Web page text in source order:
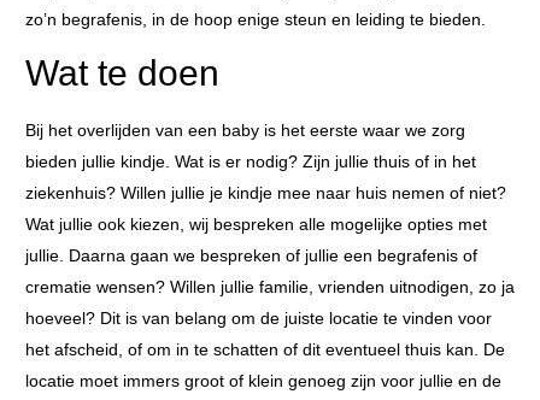
zo’n begrafenis, in de hoop enige steun en leiding te bieden.
Wat te doen
Bij het overlijden van een baby is het eerste waar we zorg
bieden jullie kindje. Wat is er nodig? Zijn jullie thuis of in het
ziekenhuis? Willen jullie je kindje mee naar huis nemen of niet?
Wat jullie ook kiezen, wij bespreken alle mogelijke opties met
jullie. Daarna gaan we bespreken of jullie een begrafenis of
crematie wensen? Willen jullie familie, vrienden uitnodigen, zo ja
hoeveel? Dit is van belang om de juiste locatie te vinden voor
het afscheid, of om in te schatten of dit eventueel thuis kan. De
locatie moet immers groot of klein genoeg zijn voor jullie en de